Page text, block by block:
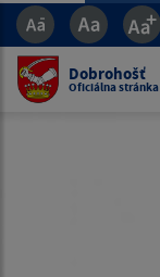
Dobrohošť
Oficiálna stránka